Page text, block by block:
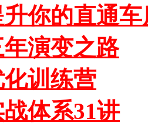
你的直通
演变之路
训练营
体系31讲